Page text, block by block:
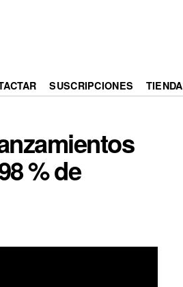
SUSCRIPCIONES TIENDA
% de